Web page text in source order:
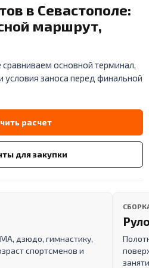
в Севастополе:
маршрут,
основной терминал,
условия заноса перед финальной
расчет
для закупки
дзюдо, гимнастику,
спортсменов и